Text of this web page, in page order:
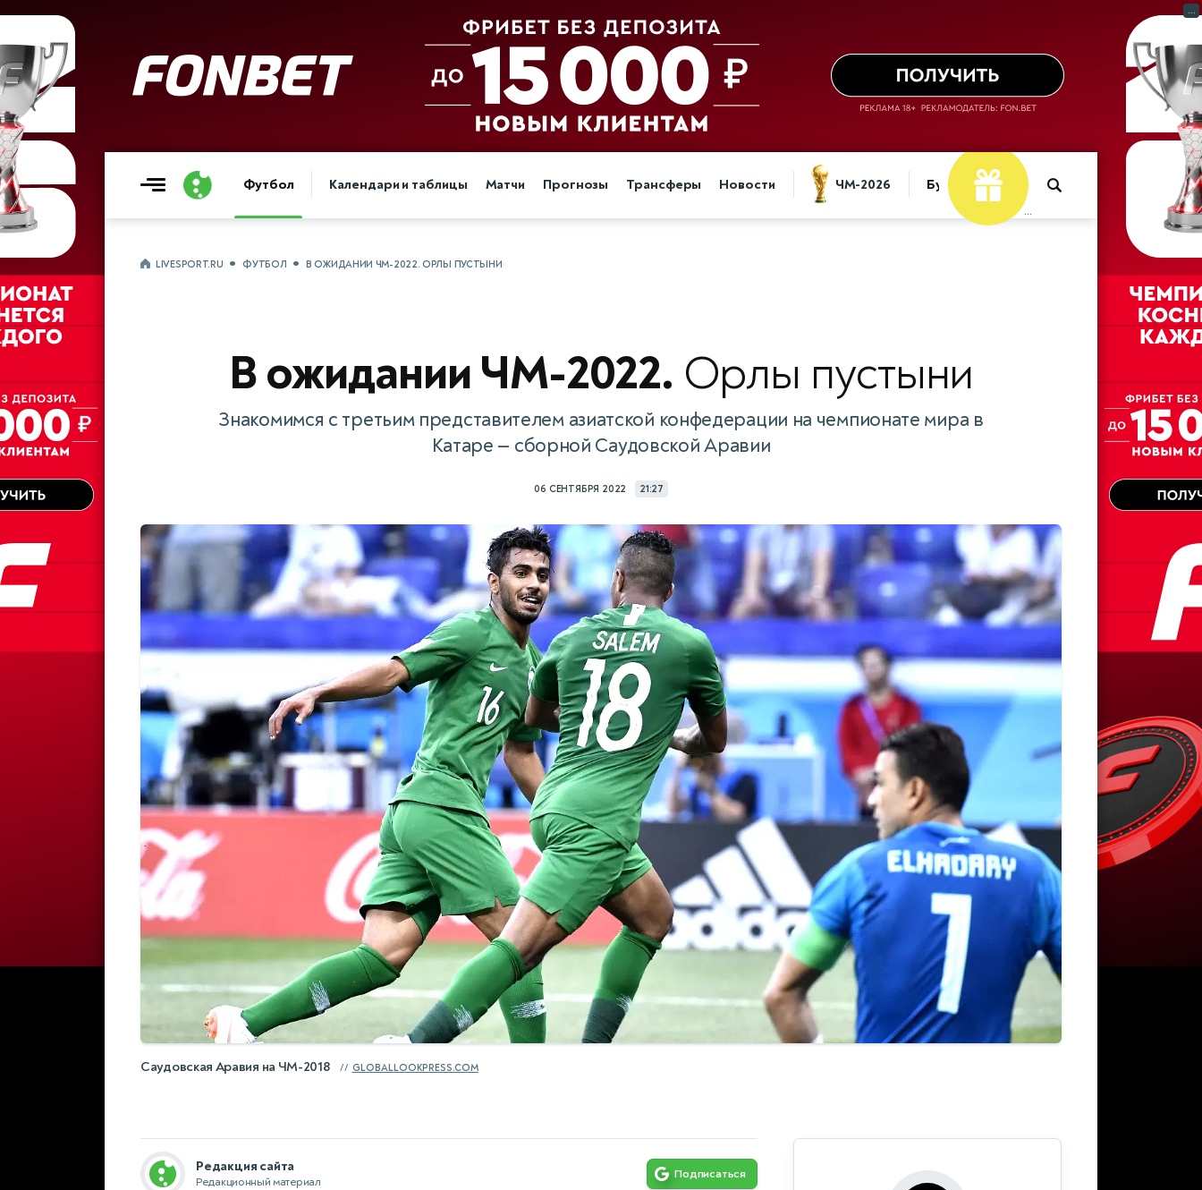
Футбол Календари и таблицы Матчи Прогнозы Трансферы Новости ЧМ-2026 Букмекеры
...
LIVESPORT.RU ФУТБОЛ В ОЖИДАНИИ ЧМ-2022. ОРЛЫ ПУСТЫНИ
В ожидании ЧМ-2022. Орлы пустыни
Знакомимся с третьим представителем азиатской конфедерации на чемпионате мира в
Катаре — сборной Саудовской Аравии
06 СЕНТЯБРЯ 2022 21:27
Саудовская Аравия на ЧМ-2018 GLOBALLOOKPRESS.COM
Редакция сайта
Редакционный материал
Подписаться
...